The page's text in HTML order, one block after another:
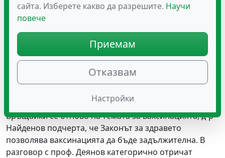
Връщайки се отново на темата за ваксинацията, д-р
Найденов подчерта, че Законът за здравето
позволява ваксинацията да бъде задължителна. В
разговор с проф. Деянов категорично отричат
сайта. Изберете какво да разрешите. Научи
повече
Приемам
Отказвам
Настройки